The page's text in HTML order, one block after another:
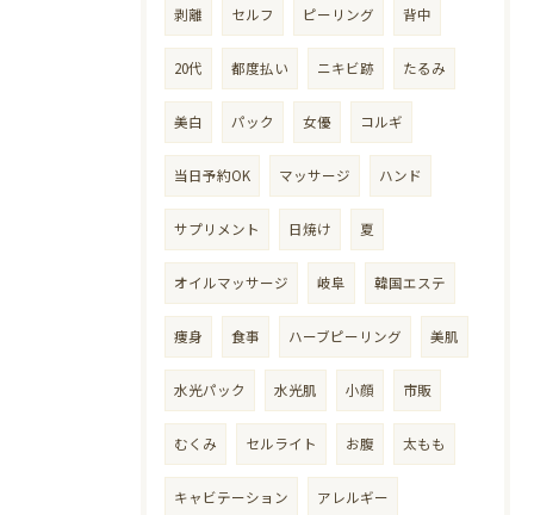
剥離 セルフ ピーリング 背中
20代 都度払い ニキビ跡 たるみ
美白 パック 女優 コルギ
当日予約OK マッサージ ハンド
サプリメント 日焼け 夏
オイルマッサージ 岐阜 韓国エステ
痩身 食事 ハーブピーリング 美肌
水光パック 水光肌 小顔 市販
むくみ セルライト お腹 太もも
キャビテーション アレルギー